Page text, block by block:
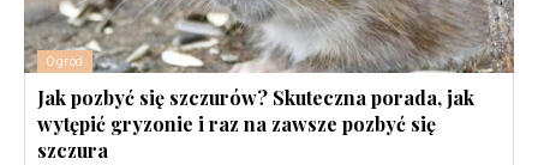
Ogród
Jak pozbyć się szczurów? Skuteczna porada, jak
wytępić gryzonie i raz na zawsze pozbyć się
szczura